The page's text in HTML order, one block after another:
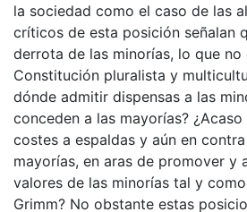
la sociedad como el caso de las
críticos de esta posición señalan
derrota de las minorías, lo que no
Constitución pluralista y
dónde admitir dispensas a las
conceden a las mayorías?
costes a espaldas y aún en
mayorías, en aras de promover y
valores de las minorías tal y
Grimm? No obstante estas